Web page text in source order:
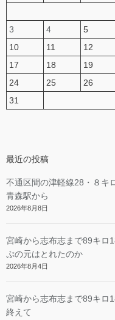
3
4 5
10
11 12
17
18 19
24
25 26
31
最近の投稿
不通区間の津軽線28・８キ
青森駅から
2026年8月8日
宮崎から志布志まで89キロ
ぷの元はとれたのか
2026年8月4日
宮崎から志布志まで89キロ
終えて